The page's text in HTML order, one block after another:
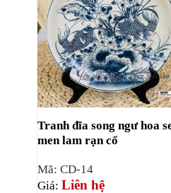
Tranh đĩa song ngư hoa
men lam rạn cổ
Mã: CD-14
Giá: Liên hệ